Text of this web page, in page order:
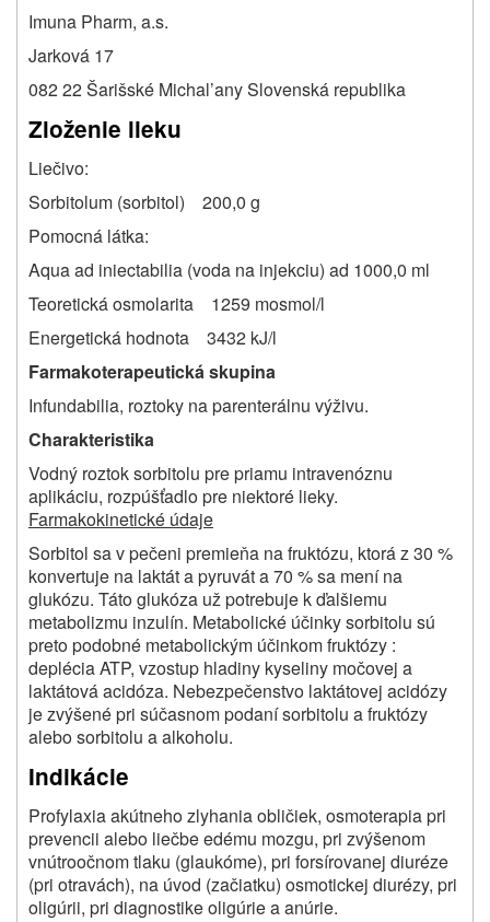
Imuna Pharm, a.s.
Jarková 17
082 22 Šarišské Michal’any Slovenská republika
Zloženie lieku
Liečivo:
Sorbitolum (sorbitol) 200,0 g
Pomocná látka:
Aqua ad iniectabilia (voda na injekciu) ad 1000,0 ml
Teoretická osmolarita 1259 mosmol/l
Energetická hodnota 3432 kJ/l
Farmakoterapeutická skupina
Infundabilia, roztoky na parenterálnu výživu.
Charakteristika
Vodný roztok sorbitolu pre priamu intravenóznu
aplikáciu, rozpúšťadlo pre niektoré lieky.
Farmakokinetické údaje
Sorbitol sa v pečeni premieňa na fruktózu, ktorá z 30 %
konvertuje na laktát a pyruvát a 70 % sa mení na
glukózu. Táto glukóza už potrebuje k ďalšiemu
metabolizmu inzulín. Metabolické účinky sorbitolu sú
preto podobné metabolickým účinkom fruktózy :
deplécia ATP, vzostup hladiny kyseliny močovej a
laktátová acidóza. Nebezpečenstvo laktátovej acidózy
je zvýšené pri súčasnom podaní sorbitolu a fruktózy
alebo sorbitolu a alkoholu.
Indikácie
Profylaxia akútneho zlyhania obličiek, osmoterapia pri
prevencii alebo liečbe edému mozgu, pri zvýšenom
vnútroočnom tlaku (glaukóme), pri forsírovanej diuréze
(pri otravách), na úvod (začiatku) osmotickej diurézy, pri
oligúrii, pri diagnostike oligúrie a anúrie.